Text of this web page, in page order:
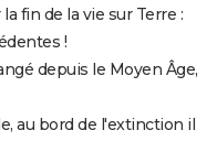
fin de la vie sur Terre :
!
depuis le Moyen Âge,
au bord de l'extinction il